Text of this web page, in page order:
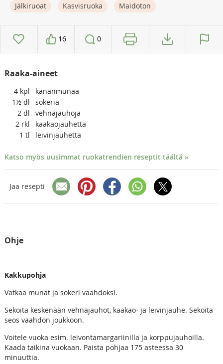
Jälkiruoat Kasvisruoka Maidoton
16 0
Raaka-aineet
4 kpl
kananmunaa
1½ dl
sokeria
2 dl
vehnäjauhoja
2 rkl
kaakaojauhetta
1 tl leivinjauhetta
Katso myös uusimmat ruokatrendien reseptit täältä »
Jaa resepti
Ohje
Kakkupohja
Vatkaa munat ja sokeri vaahdoksi.
Sekoita keskenään vehnäjauhot, kaakao- ja leivinjauhe. Sekoita
seos vaahdon joukkoon.
Voitele vuoka esim. leivontamargariinilla ja korppujauhoilla.
Kaada taikina vuokaan. Paista pohjaa 175 asteessa 30
minuuttia.